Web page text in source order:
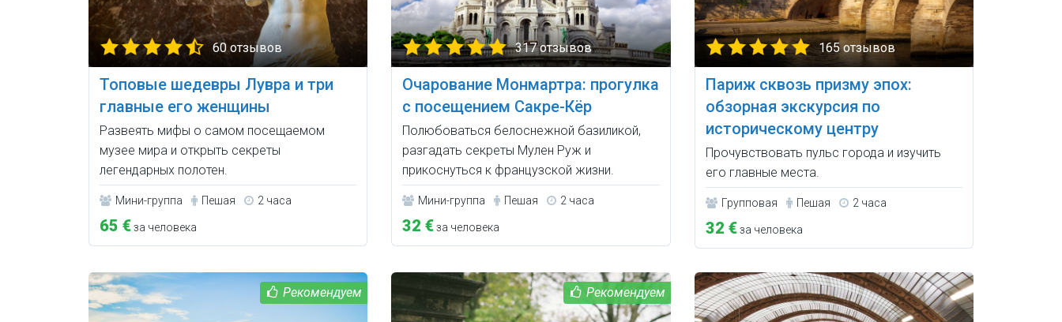
60 отзывов
Топовые шедевры Лувра и три
главные его женщины
Развеять мифы о самом посещаемом
музее мира и открыть секреты
легендарных полотен.
Мини-группа Пешая 2 часа
65 €за человека
317 отзывов
Очарование Монмартра: прогулка
с посещением Сакре-Кёр
Полюбоваться белоснежной базиликой,
разгадать секреты Мулен Руж и
прикоснуться к французской жизни.
Мини-группа Пешая 2 часа
32 €за человека
165 отзывов
Париж сквозь призму эпох:
обзорная экскурсия по
историческому центру
Прочувствовать пульс города и изучить
его главные места.
Групповая Пешая 2 часа
32 €за человека